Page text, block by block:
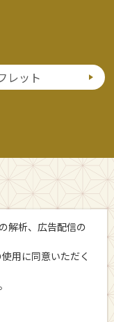
レット
解析、広告配信の
用に同意いただく